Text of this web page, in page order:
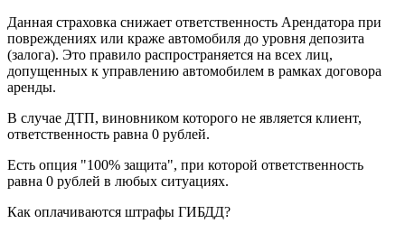
Данная страховка снижает ответственность Арендатора при
повреждениях или краже автомобиля до уровня депозита
(залога). Это правило распространяется на всех лиц,
допущенных к управлению автомобилем в рамках договора
аренды.
В случае ДТП, виновником которого не является клиент,
ответственность равна 0 рублей.
Есть опция "100% защита", при которой ответственность
равна 0 рублей в любых ситуациях.
Как оплачиваются штрафы ГИБДД?